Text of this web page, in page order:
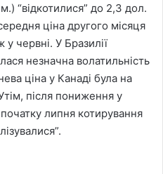
“відкотилися” до 2,3 дол.
ціна другого місяця
червні. У Бразилії
незначна волатильність
ціна у Канаді була на
після пониження у
липня котирування